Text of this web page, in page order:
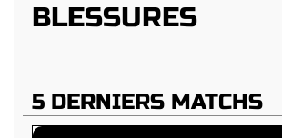
BLESSURES
5 DERNIERS MATCHS